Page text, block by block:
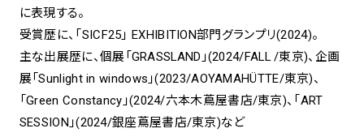
に表現する。
受賞歴に、「SICF25」 EXHIBITION部門グランプリ(2024)。
主な出展歴に、個展「GRASSLAND」(2024/FALL /東京)、企画
展「Sunlight in windows」(2023/AOYAMAHÜTTE/東京)、
「Green Constancy」(2024/六本木蔦屋書店/東京)、「ART
SESSION」(2024/銀座蔦屋書店/東京)など